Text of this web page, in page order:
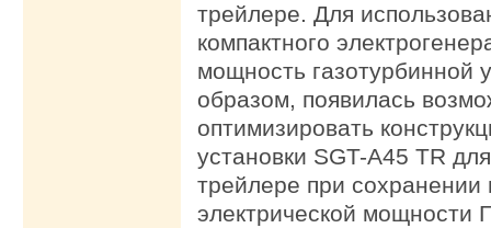
трейлере. Для
компактного
мощность газотурбинной
образом, появилась
оптимизировать
установки SGT-A45 TR
трейлере при сохранении
электрической мощности